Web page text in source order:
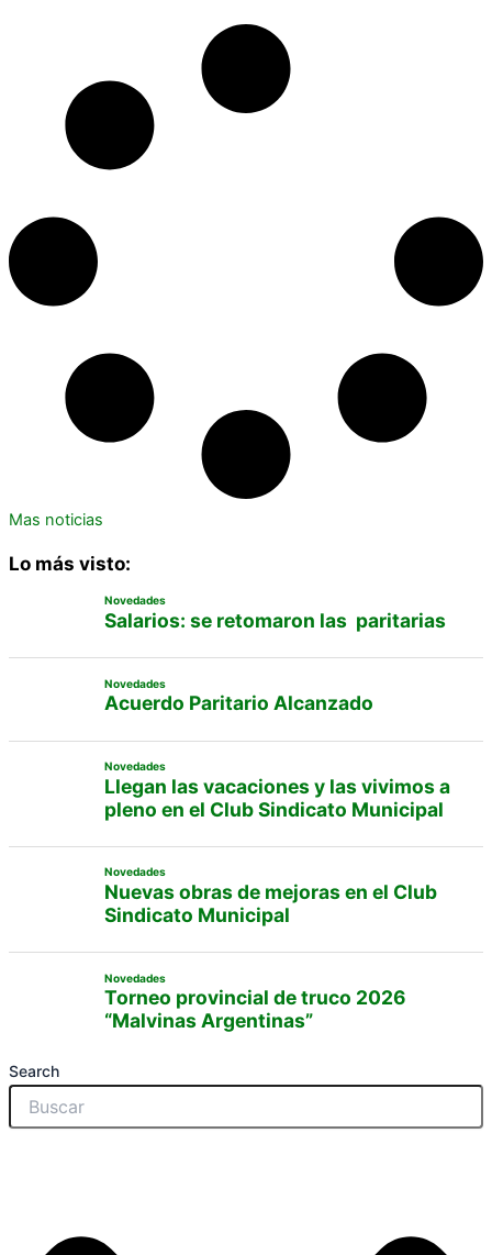
Mas noticias
Lo más visto:
Novedades
Salarios: se retomaron las paritarias
Novedades
Acuerdo Paritario Alcanzado
Novedades
Llegan las vacaciones y las vivimos a
pleno en el Club Sindicato Municipal
Novedades
Nuevas obras de mejoras en el Club
Sindicato Municipal
Novedades
Torneo provincial de truco 2026
“Malvinas Argentinas”
Search